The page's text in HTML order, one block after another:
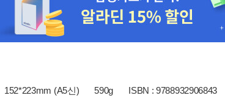
152*223mm (A5신) 590g ISBN : 9788932906843